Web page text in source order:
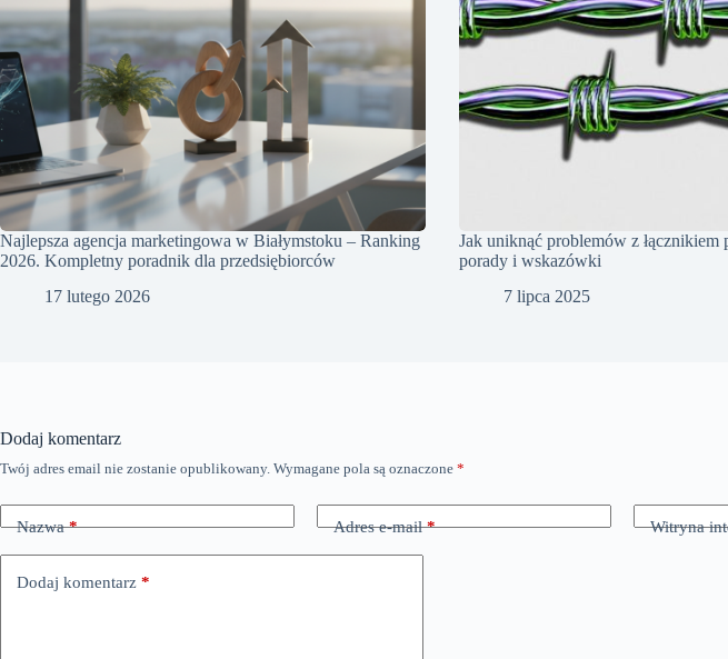
Najlepsza agencja marketingowa w Białymstoku – Ranking
2026. Kompletny poradnik dla przedsiębiorców
17 lutego 2026
Jak uniknąć problemów z łącznikiem
porady i wskazówki
7 lipca 2025
Dodaj komentarz
Twój adres email nie zostanie opublikowany. Wymagane pola są oznaczone *
Nazwa* Adres e-mail* Witryna
Dodaj komentarz *